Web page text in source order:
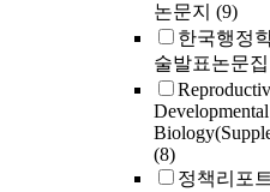
논문지 (9)
한국행정
술발표논문집
Developmental
(8)
정책리포